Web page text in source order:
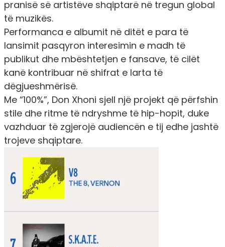
pranisë së artistëve shqiptarë në tregun global
të muzikës.
Performanca e albumit në ditët e para të
lansimit pasqyron interesimin e madh të
publikut dhe mbështetjen e fansave, të cilët
kanë kontribuar në shifrat e larta të
dëgjueshmërisë.
Me “100%”, Don Xhoni sjell një projekt që përfshin
stile dhe ritme të ndryshme të hip-hopit, duke
vazhduar të zgjerojë audiencën e tij edhe jashtë
trojeve shqiptare.